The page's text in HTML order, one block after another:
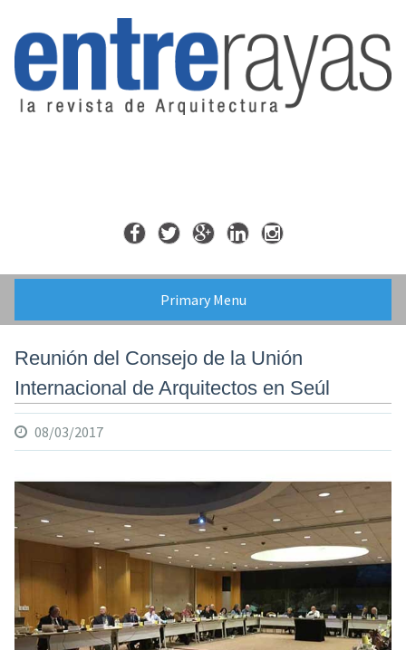
content
Primary Menu
Reunión del Consejo de la Unión
Internacional de Arquitectos en Seúl
08/03/2017